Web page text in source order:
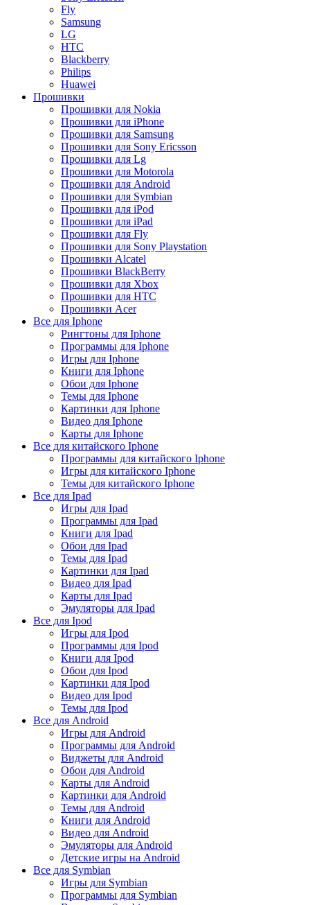
Fly
Samsung
LG
HTC
Blackberry
Philips
Huawei
Прошивки
Прошивки для Nokia
Прошивки для iPhone
Прошивки для Samsung
Прошивки для Sony Ericsson
Прошивки для Lg
Прошивки для Motorola
Прошивки для Android
Прошивки для Symbian
Прошивки для iPod
Прошивки для iPad
Прошивки для Fly
Прошивки для Sony Playstation
Прошивки Alcatel
Прошивки BlackBerry
Прошивки для Xbox
Прошивки для HTC
Прошивки Acer
Все для Iphone
Рингтоны для Iphone
Программы для Iphone
Игры для Iphone
Книги для Iphone
Обои для Iphone
Темы для Iphone
Картинки для Iphone
Видео для Iphone
Карты для Iphone
Все для китайского Iphone
Программы для китайского Iphone
Игры для китайского Iphone
Темы для китайского Iphone
Все для Ipad
Игры для Ipad
Программы для Ipad
Книги для Ipad
Обои для Ipad
Темы для Ipad
Картинки для Ipad
Видео для Ipad
Карты для Ipad
Эмуляторы для Ipad
Все для Ipod
Игры для Ipod
Программы для Ipod
Книги для Ipod
Обои для Ipod
Картинки для Ipod
Видео для Ipod
Темы для Ipod
Все для Android
Игры для Android
Программы для Android
Виджеты для Android
Обои для Android
Карты для Android
Картинки для Android
Темы для Android
Книги для Android
Видео для Android
Эмуляторы для Android
Детские игры на Android
Все для Symbian
Игры для Symbian
Программы для Symbian